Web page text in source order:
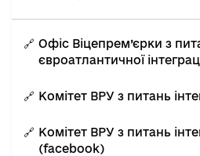
Офіс Віцепрем’єрки з
євроатлантичної
Комітет ВРУ з питань
Комітет ВРУ з питань
(facebook)